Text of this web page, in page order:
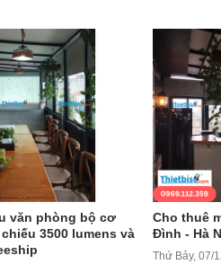
văn phòng bộ cơ
3500 lumens và
Cho thuê
Đình - Hà
Thứ Bảy, 07/